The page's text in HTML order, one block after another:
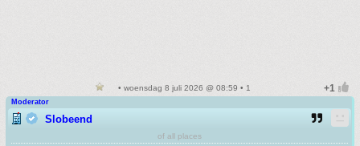
• woensdag 8 juli 2026 @ 08:59 • 1
Moderator
Slobeend
of all places